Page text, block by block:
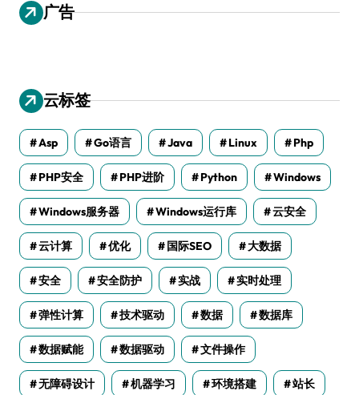
广告
云标签
Asp Go语言 Java Linux Php
PHP安全 PHP进阶 Python Windows
Windows服务器 Windows运行库 云安全
云计算 优化 国际SEO 大数据
安全 安全防护 实战 实时处理
弹性计算 技术驱动 数据 数据库
数据赋能 数据驱动 文件操作
无障碍设计 机器学习 环境搭建 站长